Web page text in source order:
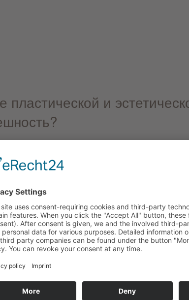
пластической и
как чудо средство против морщин
морщин, так как ботулотоксин
выраженности мимических морщин.
типы морщин
зарекомендовал себя в лечении птоза лица,
используется для лечения морщин в
в других областях?